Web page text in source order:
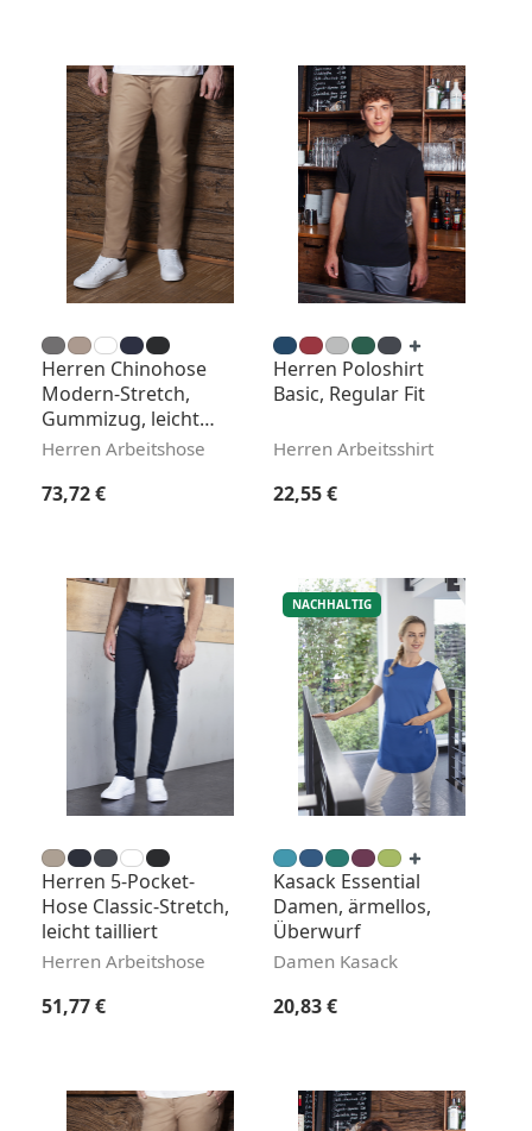
Herren Chinohose
Modern-Stretch,
Gummizug, leicht
tailliert
Herren Arbeitshose
Regulärer Preis:
73,72 €
Herren Poloshirt
Basic, Regular Fit
Herren Arbeitsshirt
Regulärer Preis:
22,55 €
Herren 5-Pocket-
Hose Classic-Stretch,
leicht tailliert
Herren Arbeitshose
Regulärer Preis:
51,77 €
NACHHALTIG
Kasack Essential
Damen, ärmellos,
Überwurf
Damen Kasack
Regulärer Preis:
20,83 €